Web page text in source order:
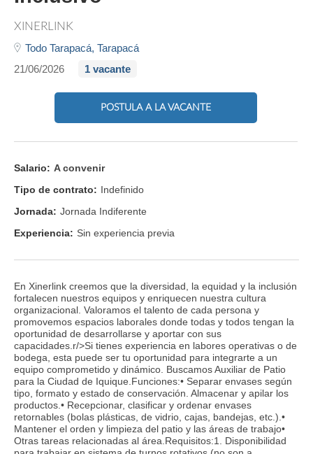
XINERLINK
Todo Tarapacá, Tarapacá
21/06/2026
1 vacante
POSTULA A LA VACANTE
Salario: A convenir
Tipo de contrato: Indefinido
Jornada: Jornada Indiferente
Experiencia: Sin experiencia previa
En Xinerlink creemos que la diversidad, la equidad y la inclusión
fortalecen nuestros equipos y enriquecen nuestra cultura
organizacional. Valoramos el talento de cada persona y
promovemos espacios laborales donde todas y todos tengan la
oportunidad de desarrollarse y aportar con sus
capacidades.r/>Si tienes experiencia en labores operativas o de
bodega, esta puede ser tu oportunidad para integrarte a un
equipo comprometido y dinámico. Buscamos Auxiliar de Patio
para la Ciudad de Iquique.Funciones:• Separar envases según
tipo, formato y estado de conservación. Almacenar y apilar los
productos.• Recepcionar, clasificar y ordenar envases
retornables (bolas plásticas, de vidrio, cajas, bandejas, etc.).•
Mantener el orden y limpieza del patio y las áreas de trabajo•
Otras tareas relacionadas al área.Requisitos:1. Disponibilidad